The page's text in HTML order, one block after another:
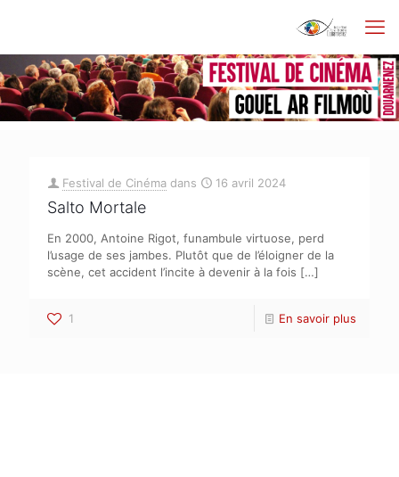
Festival de Cinéma dans 16 avril 2024
Salto Mortale
En 2000, Antoine Rigot, funambule virtuose, perd
l’usage de ses jambes. Plutôt que de l’éloigner de la
scène, cet accident l’incite à devenir à la fois […]
1 En savoir plus